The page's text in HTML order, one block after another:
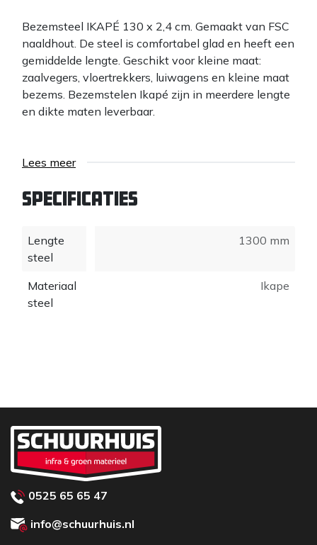
Bezemsteel IKAPÉ 130 x 2,4 cm. Gemaakt van FSC
naaldhout. De steel is comfortabel glad en heeft een
gemiddelde lengte. Geschikt voor kleine maat:
zaalvegers, vloertrekkers, luiwagens en kleine maat
bezems. Bezemstelen Ikapé zijn in meerdere lengte
en dikte maten leverbaar.
Lees meer
Specificaties
Lengte
steel
1300 mm
Materiaal
steel
Ikape
0525 65 65 47
info@schuurhuis.nl